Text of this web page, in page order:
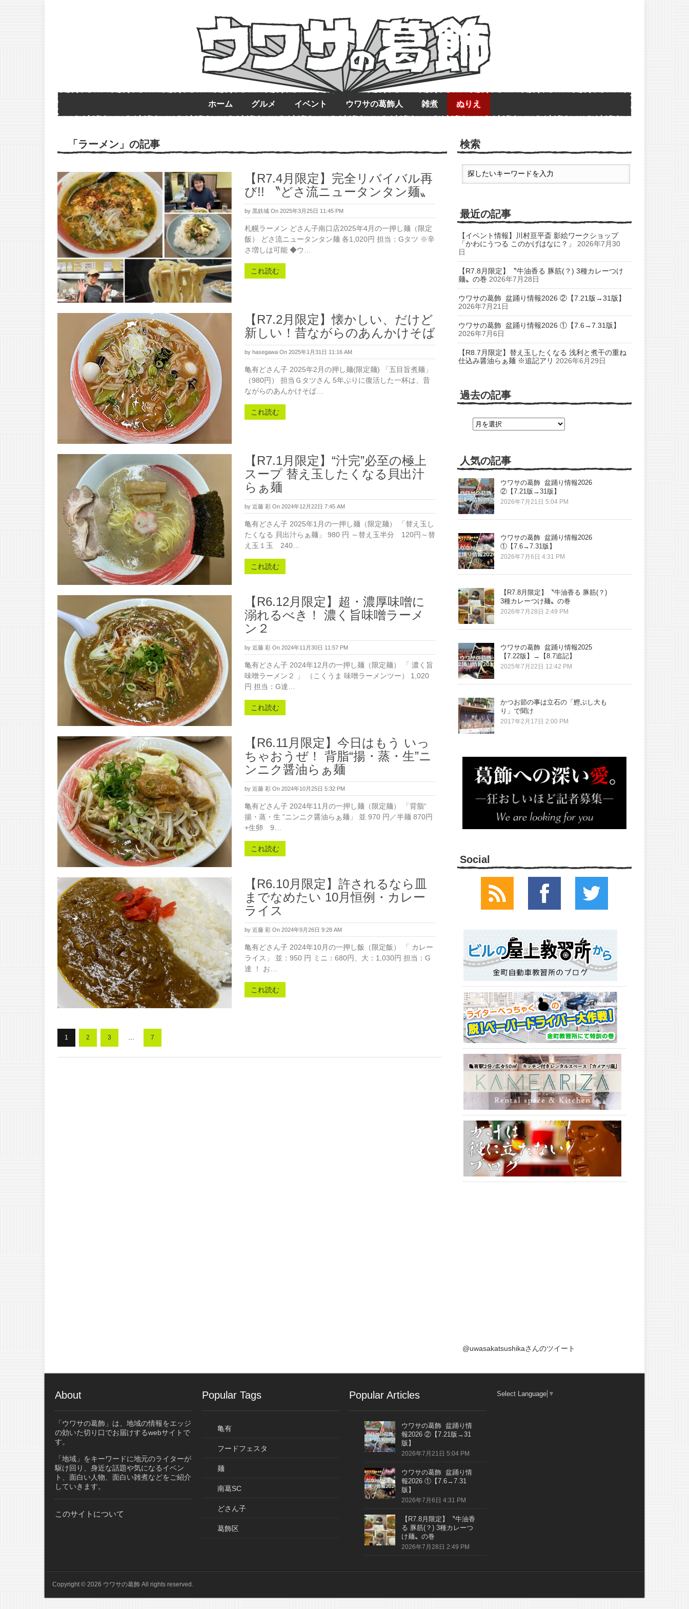
ホーム グルメ イベント ウワサの葛飾人 雑煮 ぬりえ
「ラーメン」の記事
【R7.4月限定】完全リバイバル再
び!! 〝どさ流ニュータンタン麺〟
by 黒鉄城 On 2025年3月25日 11:45 PM
札幌ラーメン どさん子南口店2025年4月の一押し麺（限定
飯） どさ流ニュータンタン麺 各1,020円 担当：Gタツ ※辛
さ増しは可能 ◆ウ…
これ読む
【R7.2月限定】懐かしい、だけど
新しい！昔ながらのあんかけそば
by hasegawa On 2025年1月31日 11:16 AM
亀有どさん子 2025年2月の押し麺(限定麺) 「五目旨煮麺」
（980円） 担当Ｇタツさん 5年ぶりに復活した一杯は、昔
ながらのあんかけそば…
これ読む
【R7.1月限定】“汁完”必至の極上
スープ 替え玉したくなる貝出汁
らぁ麺
by 近藤 彩 On 2024年12月22日 7:45 AM
亀有どさん子 2025年1月の一押し麺（限定麺） 「替え玉し
たくなる 貝出汁らぁ麺」 980 円 ～替え玉半分 120円～替
え玉１玉 240…
これ読む
【R6.12月限定】超・濃厚味噌に
溺れるべき！ 濃く旨味噌ラーメ
ン２
by 近藤 彩 On 2024年11月30日 11:57 PM
亀有どさん子 2024年12月の一押し麺（限定麺） 「 濃く旨
味噌ラーメン２ 」 （こくうま 味噌ラーメンツー） 1,020
円 担当：G達…
これ読む
【R6.11月限定】今日はもう いっ
ちゃおうぜ！ 背脂“揚・蒸・生”ニ
ンニク醤油らぁ麺
by 近藤 彩 On 2024年10月25日 5:32 PM
亀有どさん子 2024年11月の一押し麺（限定麺） 「背脂“
揚・蒸・生 ”ニンニク醤油らぁ麺」 並 970 円／半麺 870円
+生卵 9…
これ読む
【R6.10月限定】許されるなら皿
までなめたい 10月恒例・カレー
ライス
by 近藤 彩 On 2024年9月26日 9:28 AM
亀有どさん子 2024年10月の一押し飯（限定飯） 「 カレー
ライス」 並：950 円 ミニ：680円、大：1,030円 担当：G
達 ！ お…
これ読む
1 2 3 … 7
検索
最近の記事
【イベント情報】川村亘平斎 影絵ワークショップ
「かわにうつる このかげはなに？」
2026年7月30
日
【R7.8月限定】〝牛油香る 豚筋(？) 3種カレーつけ
麺〟の巻 2026年7月28日
ウワサの葛飾 盆踊り情報2026 ②【7.21版→31版】
2026年7月21日
ウワサの葛飾 盆踊り情報2026 ①【7.6→7.31版】
2026年7月6日
【R8.7月限定】替え玉したくなる 浅利と煮干の重ね
仕込み醤油らぁ麺 ※追記アリ 2026年6月29日
過去の記事
人気の記事
ウワサの葛飾 盆踊り情報2026
②【7.21版→31版】
2026年7月21日 5:04 PM
ウワサの葛飾 盆踊り情報2026
①【7.6→7.31版】
2026年7月6日 4:31 PM
【R7.8月限定】〝牛油香る 豚筋(？)
3種カレーつけ麺〟の巻
2026年7月28日 2:49 PM
ウワサの葛飾 盆踊り情報2025
【7.22版】→【8.7追記】
2025年7月22日 12:42 PM
かつお節の事は立石の「鰹ぶし大も
り」で聞け
2017年2月17日 2:00 PM
Social
@uwasakatsushikaさんのツイート
About
「ウワサの葛飾」は、地域の情報をエッジ
の効いた切り口でお届けするwebサイトで
す。
「地域」をキーワードに地元のライターが
駆け回り、身近な話題や気になるイベン
ト、面白い人物、面白い雑煮などをご紹介
していきます。
このサイトについて
Popular Tags
亀有
フードフェスタ
麺
南葛SC
どさん子
葛飾区
Popular Articles
ウワサの葛飾 盆踊り情
報2026 ②【7.21版→31
版】
2026年7月21日 5:04 PM
ウワサの葛飾 盆踊り情
報2026 ①【7.6→7.31
版】
2026年7月6日 4:31 PM
【R7.8月限定】〝牛油香
る 豚筋(？) 3種カレーつ
け麺〟の巻
2026年7月28日 2:49 PM
Select Language ▼
Copyright © 2026 ウワサの葛飾 All rights reserved.